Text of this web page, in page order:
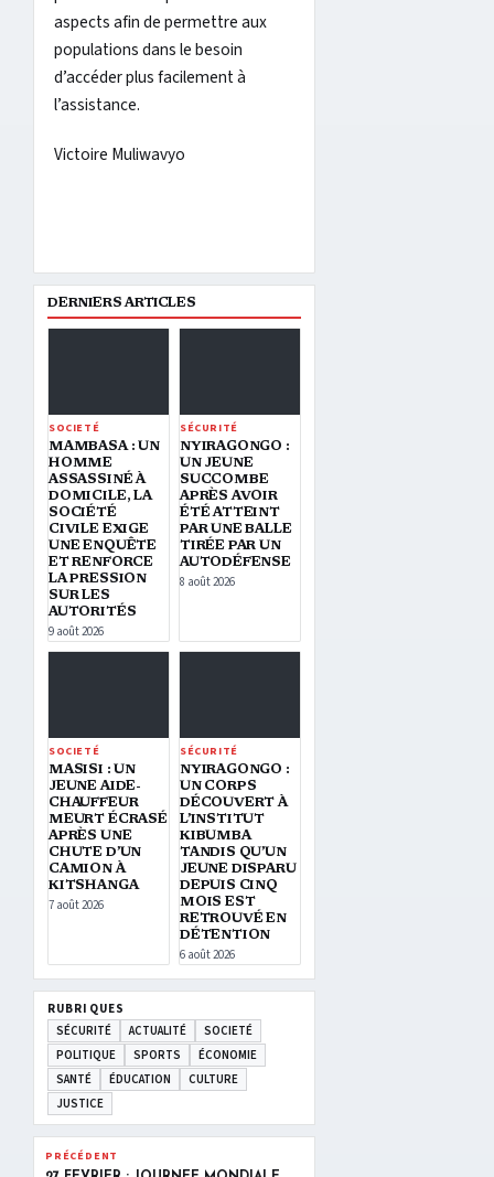
aspects afin de permettre aux
populations dans le besoin
d’accéder plus facilement à
l’assistance.
Victoire Muliwavyo
DERNIERS ARTICLES
SOCIETÉ
MAMBASA : UN
HOMME
ASSASSINÉ À
DOMICILE, LA
SOCIÉTÉ
CIVILE EXIGE
UNE ENQUÊTE
ET RENFORCE
LA PRESSION
SUR LES
AUTORITÉS
9 août 2026
SÉCURITÉ
NYIRAGONGO :
UN JEUNE
SUCCOMBE
APRÈS AVOIR
ÉTÉ ATTEINT
PAR UNE BALLE
TIRÉE PAR UN
AUTODÉFENSE
8 août 2026
SOCIETÉ
MASISI : UN
JEUNE AIDE-
CHAUFFEUR
MEURT ÉCRASÉ
APRÈS UNE
CHUTE D’UN
CAMION À
KITSHANGA
7 août 2026
SÉCURITÉ
NYIRAGONGO :
UN CORPS
DÉCOUVERT À
L’INSTITUT
KIBUMBA
TANDIS QU’UN
JEUNE DISPARU
DEPUIS CINQ
MOIS EST
RETROUVÉ EN
DÉTENTION
6 août 2026
RUBRIQUES
SÉCURITÉ
ACTUALITÉ
SOCIETÉ
POLITIQUE
SPORTS
ÉCONOMIE
SANTÉ
ÉDUCATION
CULTURE
JUSTICE
PRÉCÉDENT